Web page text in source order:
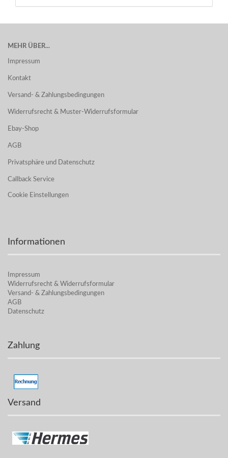
MEHR ÜBER...
Impressum
Kontakt
Versand- & Zahlungsbedingungen
Widerrufsrecht & Muster-Widerrufsformular
Ebay-Shop
AGB
Privatsphäre und Datenschutz
Callback Service
Cookie Einstellungen
Informationen
Impressum
Widerrufsrecht & Widerrufsformular
Versand- & Zahlungsbedingungen
AGB
Datenschutz
Zahlung
Versand